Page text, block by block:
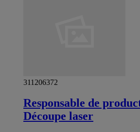
311206372
Responsable de
Découpe laser